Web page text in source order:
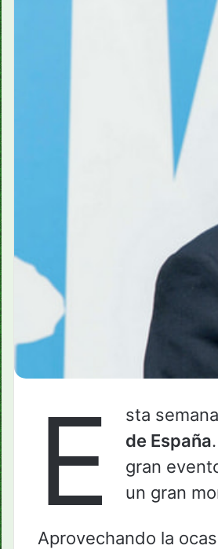
E sta
de España
gran
un gran
Aprovechando la